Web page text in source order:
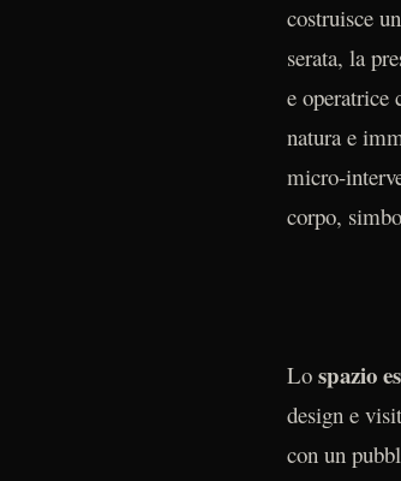
costruisce
serata, la
e operatrice
natura e
micro-
corpo,
Lo spazio
design e
con un